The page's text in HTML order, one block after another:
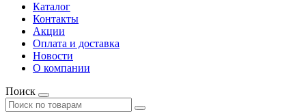
Каталог
Контакты
Акции
Оплата и доставка
Новости
О компании
Поиск